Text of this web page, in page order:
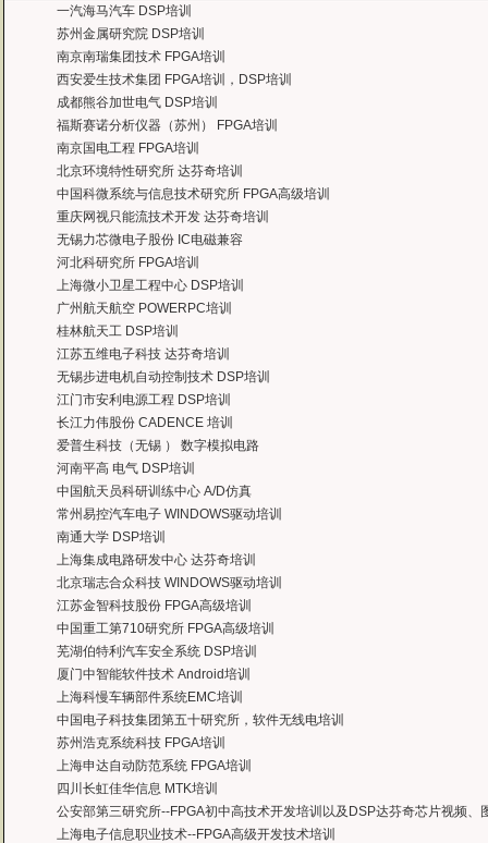
——IBM公司，沈经理
有曙海这样的DSP开发培训单位，是教育行业的财富，听了他们的课，茅塞顿开。
——上海医疗器械高等学校，罗老师
曙海的andriod 系统与应用培训完全符合了我公司的要求，达到了我公司培训的
上海贝尔，李工
曙海培训DSP2000的老师，上课思路清晰，口齿清楚，由浅入深，重点突出，培
达到了我们想要的效果，希望继续合作下去。
——中国电子科技集团技术部主任 马工
曙海的FPGA 培训很好地填补了高校FPGA培训空白，不错。总之，有利于学生
——上海电子，冯老师
曙海给我们公司提供的Dsp6000培训，符合我们项目的开发要求，解决了很多困
——公安部第三研究所，项目部负责人李先生
MTK培训-我在网上找了很久，就是找不到。在曙海居然有MTK驱动的培训，老
——台湾双扬科技，研发处经理，杨先生
曙海对我们公司的iPhone培训，实验项目很多，确实学到了东西。受益无穷 啊
——台湾欧泽科技,张工
通过参加Symbian培训，再做Symbian相关的项目感觉更加得心应手了，理 论加
——IBM公司，沈经理
有曙海这样的DSP开发培训单位，是教育行业的财富，听了他们的课，茅塞顿开。
——上海医疗器械高等学校，罗老师
一汽海马汽车 DSP培训
苏州金属研究院 DSP培训
南京南瑞集团技术 FPGA培训
西安爱生技术集团 FPGA培训，DSP培训
成都熊谷加世电气 DSP培训
福斯赛诺分析仪器（苏州） FPGA培训
南京国电工程 FPGA培训
北京环境特性研究所 达芬奇培训
中国科微系统与信息技术研究所 FPGA高级培训
重庆网视只能流技术开发 达芬奇培训
无锡力芯微电子股份 IC电磁兼容
河北科研究所 FPGA培训
上海微小卫星工程中心 DSP培训
广州航天航空 POWERPC培训
桂林航天工 DSP培训
江苏五维电子科技 达芬奇培训
无锡步进电机自动控制技术 DSP培训
江门市安利电源工程 DSP培训
长江力伟股份 CADENCE 培训
爱普生科技（无锡 ） 数字模拟电路
河南平高 电气 DSP培训
中国航天员科研训练中心 A/D仿真
常州易控汽车电子 WINDOWS驱动培训
南通大学 DSP培训
上海集成电路研发中心 达芬奇培训
北京瑞志合众科技 WINDOWS驱动培训
江苏金智科技股份 FPGA高级培训
中国重工第710研究所 FPGA高级培训
芜湖伯特利汽车安全系统 DSP培训
厦门中智能软件技术 Android培训
上海科慢车辆部件系统EMC培训
中国电子科技集团第五十研究所，软件无线电培训
苏州浩克系统科技 FPGA培训
上海申达自动防范系统 FPGA培训
四川长虹佳华信息 MTK培训
公安部第三研究所--FPGA初中高技术开发培训以及DSP达芬奇芯片视频、
上海电子信息职业技术--FPGA高级开发技术培训